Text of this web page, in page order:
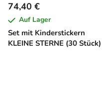
Set mit Kinderstickern
KLEINE STERNE (30 Stück)
74,40 €
Auf Lager